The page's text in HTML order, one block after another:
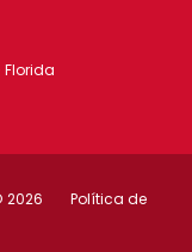
Florida
2026
Política de